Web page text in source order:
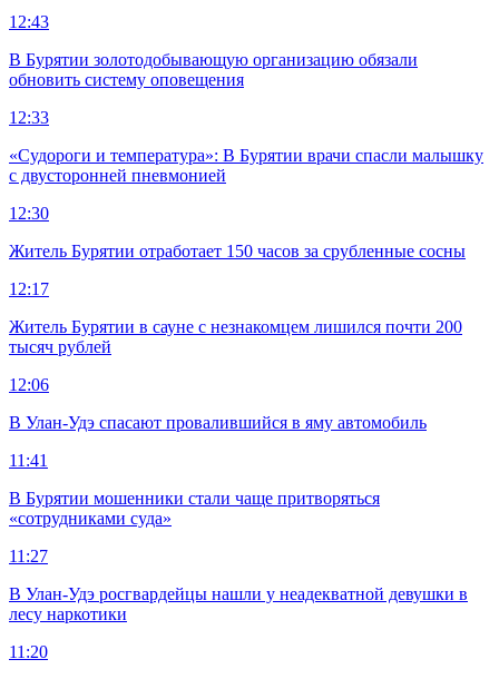
12:43
В Бурятии золотодобывающую организацию обязали
обновить систему оповещения
12:33
«Судороги и температура»: В Бурятии врачи спасли малышку
с двусторонней пневмонией
12:30
Житель Бурятии отработает 150 часов за срубленные сосны
12:17
Житель Бурятии в сауне с незнакомцем лишился почти 200
тысяч рублей
12:06
В Улан-Удэ спасают провалившийся в яму автомобиль
11:41
В Бурятии мошенники стали чаще притворяться
«сотрудниками суда»
11:27
В Улан-Удэ росгвардейцы нашли у неадекватной девушки в
лесу наркотики
11:20